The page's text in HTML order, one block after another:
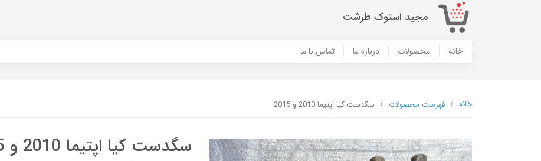
مجید استوک طرشت
خانه محصولات درباره ما تماس با ما
خانه فهرست محصولات سگدست کیا اپتیما 2010 و 2015
سگدست کیا اپتیما 2010 و 2015